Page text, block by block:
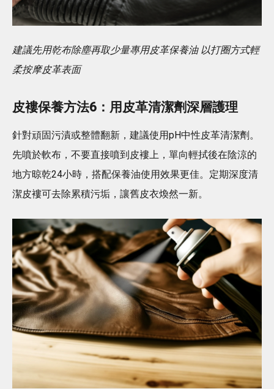
建議先用乾布除塵再取少量專用皮革保養油 以打圈方式輕
柔按摩皮革表面
皮褸保養方法6：用皮革清潔劑深層護理
針對頑固污漬或整體翻新，建議使用pH中性皮革清潔劑。
先噴於軟布，不要直接噴到皮褸上，單向輕拭後在陰涼的
地方晾乾24小時，搭配保養油使用效果更佳。定期深度清
潔皮褸可去除累積污垢，讓舊皮衣煥然一新。